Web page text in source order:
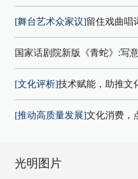
[舞台艺术众家议]留住戏曲唱
国家话剧院新版《青蛇》:写
[文化评析]技术赋能，助推文
[推动高质量发展]文化消费，
光明图片